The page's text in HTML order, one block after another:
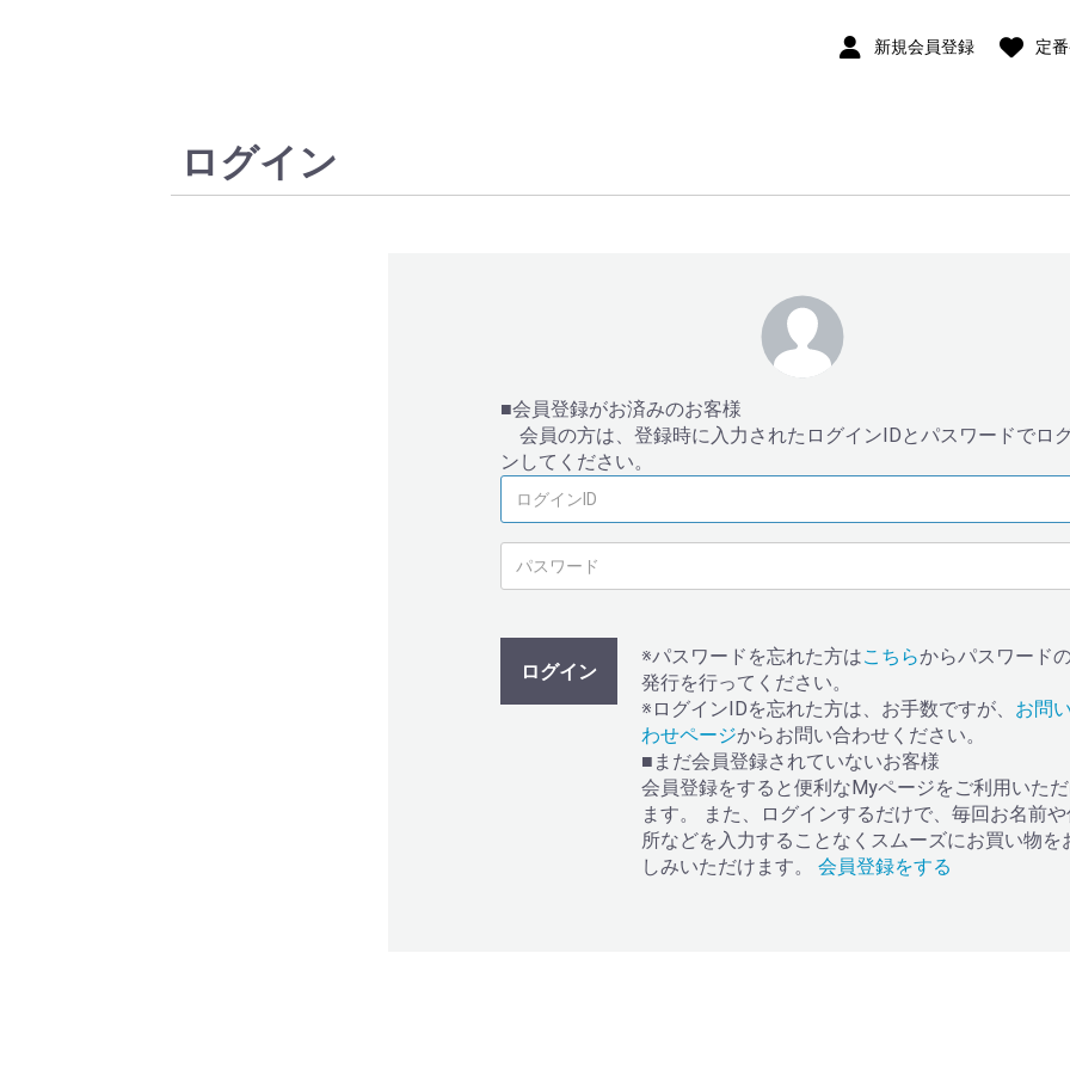
新規会員登録 定
ログイン
■会員登録がお済みのお客様
会員の方は、登録時に入力されたログインIDとパスワードでロ
ンしてください。
ログイン
※パスワードを忘れた方はこちらからパスワード
発行を行ってください。
※ログインIDを忘れた方は、お手数ですが、 お問
わせページからお問い合わせください。
■まだ会員登録されていないお客様
会員登録をすると便利なMyページをご利用いた
ます。 また、ログインするだけで、毎回お名前や
所などを入力することなくスムーズにお買い物を
しみいただけます。会員登録をする